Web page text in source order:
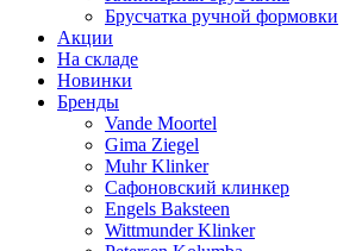
Брусчатка ручной формовки
Акции
На складе
Новинки
Бренды
Vande Moortel
Gima Ziegel
Muhr Klinker
Сафоновский клинкер
Engels Baksteen
Wittmunder Klinker